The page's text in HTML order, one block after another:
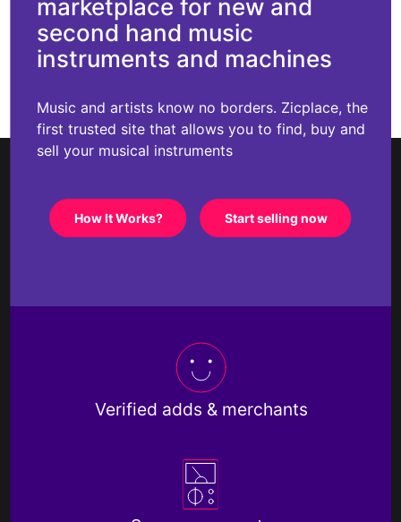
marketplace for new and
second hand music
instruments and machines
Music and artists know no borders. Zicplace, the
first trusted site that allows you to find, buy and
sell your musical instruments
How It Works? Start selling now
Verified adds & merchants